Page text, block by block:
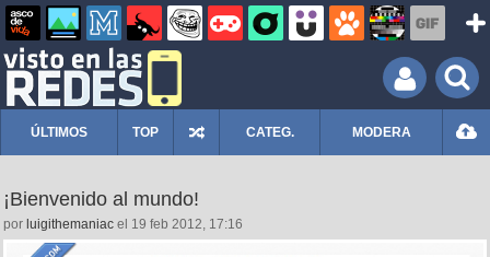
ÚLTIMOS TOP CATEG. MODERA
¡Bienvenido al mundo!
por luigithemaniac el 19 feb 2012, 17:16